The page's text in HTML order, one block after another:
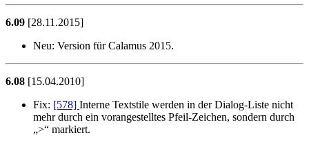
6.09 [28.11.2015]
Neu: Version für Calamus 2015.
6.08 [15.04.2010]
Fix: [578] Interne Textstile werden in der Dialog-Liste nicht
mehr durch ein vorangestelltes Pfeil-Zeichen, sondern durch
>
markiert.